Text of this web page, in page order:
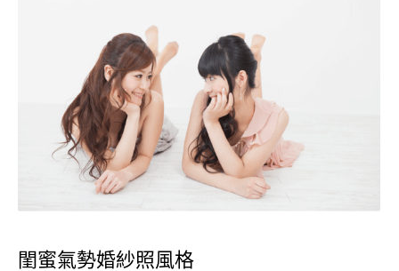
閨蜜氣勢婚紗照風格